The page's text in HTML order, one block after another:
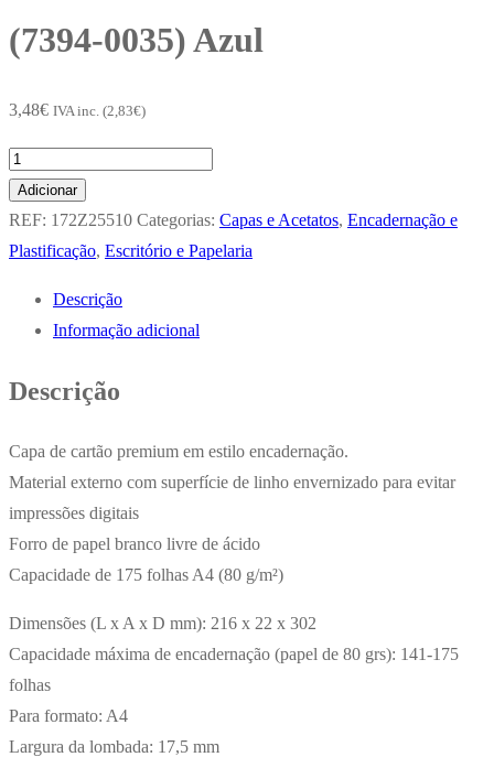
(7394-0035) Azul
3,48€ IVA inc. (2,83€)
Quantidade
de
Capa
Rigida
0035)
Adicionar
REF: 172Z25510 Categorias: Capas e Acetatos, Encadernação e
Plastificação, Escritório e Papelaria
Descrição
Informação adicional
Descrição
Capa de cartão premium em estilo encadernação.
Material externo com superfície de linho envernizado para evitar
impressões digitais
Forro de papel branco livre de ácido
Capacidade de 175 folhas A4 (80 g/m²)
Dimensões (L x A x D mm): 216 x 22 x 302
Capacidade máxima de encadernação (papel de 80 grs): 141-175
folhas
Para formato: A4
Largura da lombada: 17,5 mm